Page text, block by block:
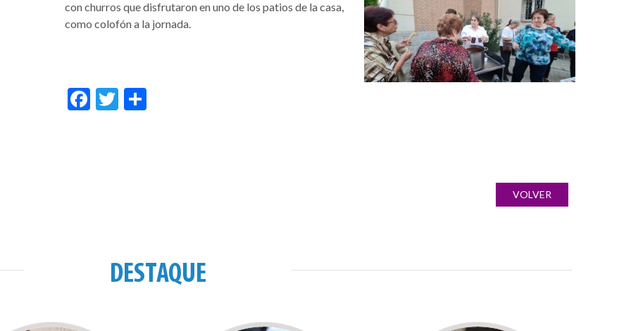
con churros que disfrutaron en uno de los patios de la casa,
como colofón a la jornada.
Facebook
Twitter
Share
VOLVER
DESTAQUE